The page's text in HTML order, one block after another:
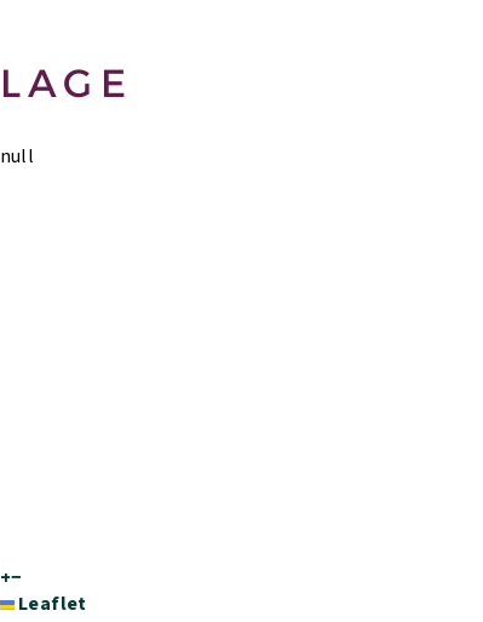
LAGE
null
+−
Leaflet